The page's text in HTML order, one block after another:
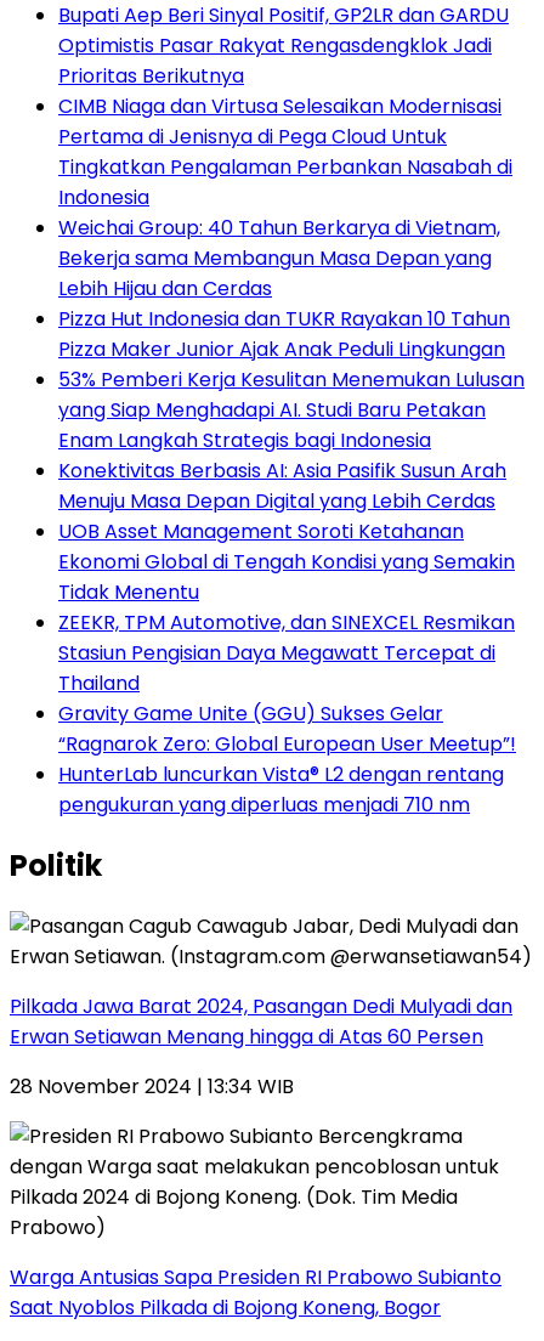
Bupati Aep Beri Sinyal Positif, GP2LR dan GARDU
Optimistis Pasar Rakyat Rengasdengklok Jadi
Prioritas Berikutnya
CIMB Niaga dan Virtusa Selesaikan Modernisasi
Pertama di Jenisnya di Pega Cloud Untuk
Tingkatkan Pengalaman Perbankan Nasabah di
Indonesia
Weichai Group: 40 Tahun Berkarya di Vietnam,
Bekerja sama Membangun Masa Depan yang
Lebih Hijau dan Cerdas
Pizza Hut Indonesia dan TUKR Rayakan 10 Tahun
Pizza Maker Junior Ajak Anak Peduli Lingkungan
53% Pemberi Kerja Kesulitan Menemukan Lulusan
yang Siap Menghadapi AI. Studi Baru Petakan
Enam Langkah Strategis bagi Indonesia
Konektivitas Berbasis AI: Asia Pasifik Susun Arah
Menuju Masa Depan Digital yang Lebih Cerdas
UOB Asset Management Soroti Ketahanan
Ekonomi Global di Tengah Kondisi yang Semakin
Tidak Menentu
ZEEKR, TPM Automotive, dan SINEXCEL Resmikan
Stasiun Pengisian Daya Megawatt Tercepat di
Thailand
Gravity Game Unite (GGU) Sukses Gelar
“Ragnarok Zero: Global European User Meetup”!
HunterLab luncurkan Vista® L2 dengan rentang
pengukuran yang diperluas menjadi 710 nm
Politik
Pilkada Jawa Barat 2024, Pasangan Dedi Mulyadi dan
Erwan Setiawan Menang hingga di Atas 60 Persen
28 November 2024 | 13:34 WIB
Warga Antusias Sapa Presiden RI Prabowo Subianto
Saat Nyoblos Pilkada di Bojong Koneng, Bogor